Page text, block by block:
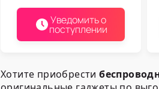
Уведомить о
поступлении
Хотите приобрести